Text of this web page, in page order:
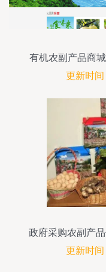
有机农副产品商
更新时
政府采购农副产
更新时